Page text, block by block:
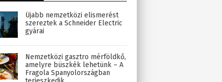
Újabb nemzetközi elismerést
szereztek a Schneider Electric
gyárai
Nemzetközi gasztro mérföldkő,
amelyre büszkék lehetünk – A
Fragola Spanyolországban